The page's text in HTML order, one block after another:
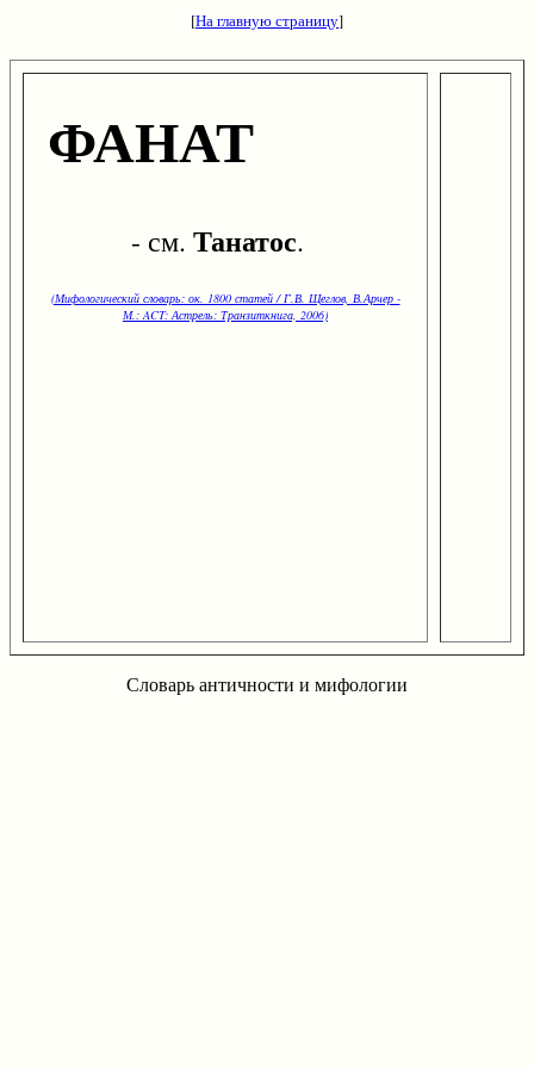
[На главную страницу]
ФАНАТ
- см. Танатос.
(Мифологический словарь: ок. 1800 статей / Г.В. Щеглов, В.Арчер -
М.: ACT: Астрель: Транзиткнига, 2006)
Словарь античности и мифологии